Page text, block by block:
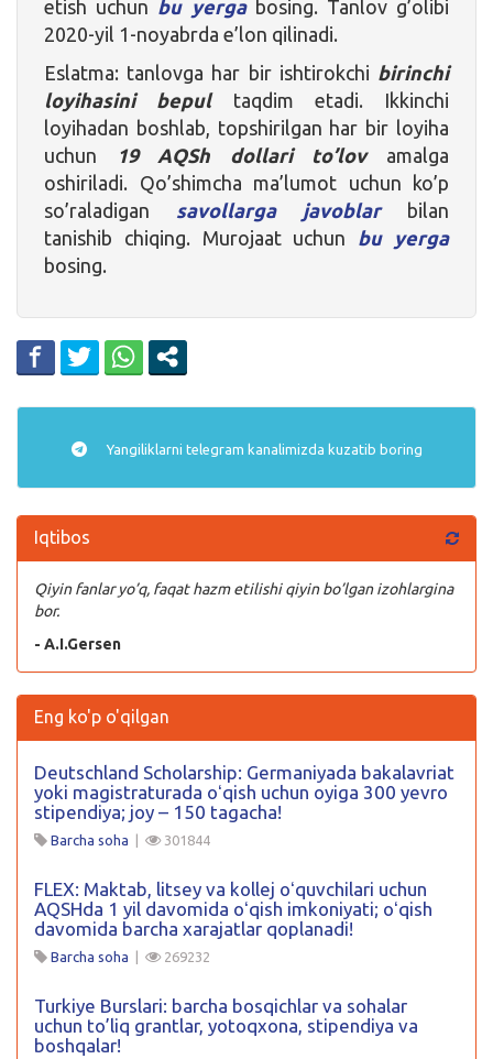
etish uchun bu yergabosing. Tanlov g’olibi
2020-yil 1-noyabrda e’lon qilinadi.
Eslatma: tanlovga har bir ishtirokchi birinchi
loyihasini bepultaqdim etadi. Ikkinchi
loyihadan boshlab, topshirilgan har bir loyiha
uchun
19 AQSh dollari to’lovamalga
oshiriladi. Qo’shimcha ma’lumot uchun ko’p
so’raladigan savollarga javoblarbilan
tanishib chiqing. Murojaat uchun bu yerga
bosing.
Yangiliklarni telegram kanalimizda kuzatib boring
Iqtibos
Qiyin fanlar yo’q, faqat hazm etilishi qiyin bo’lgan izohlargina
bor.
- A.I.Gersen
Eng ko'p o'qilgan
Deutschland Scholarship: Germaniyada bakalavriat
yoki magistraturada oʻqish uchun oyiga 300 yevro
stipendiya; joy – 150 tagacha!
Barcha soha | 301844
FLEX: Maktab, litsey va kollej oʻquvchilari uchun
AQSHda 1 yil davomida oʻqish imkoniyati; oʻqish
davomida barcha xarajatlar qoplanadi!
Barcha soha | 269232
Turkiye Burslari: barcha bosqichlar va sohalar
uchun to’liq grantlar, yotoqxona, stipendiya va
boshqalar!